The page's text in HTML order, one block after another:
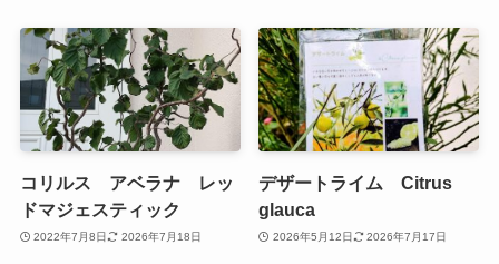
コリルス アベラナ レッ
ドマジェスティック
2022年7月8日 2026年7月18日
デザートライム Citrus
glauca
2026年5月12日 2026年7月17日